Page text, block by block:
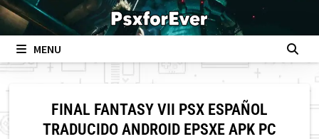
Skip
to
contentMENU
FINAL FANTASY VII PSX ESPAÑOL
TRADUCIDO ANDROID EPSXE APK PC